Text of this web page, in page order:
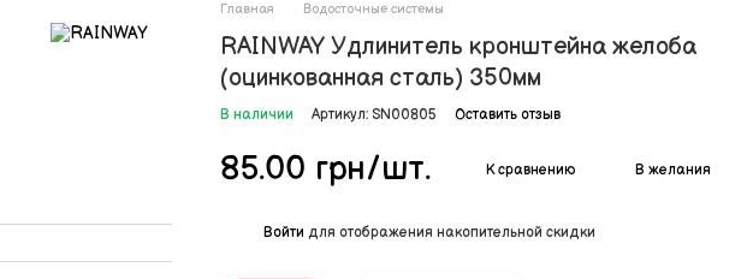
Главная Водосточные системы
RAINWAY Удлинитель кронштейна желоба
(оцинкованная сталь) 350мм
В наличии Артикул: SN00805 Оставить отзыв
85.00 грн/шт. К сравнению В желания
Войти для отображения накопительной скидки